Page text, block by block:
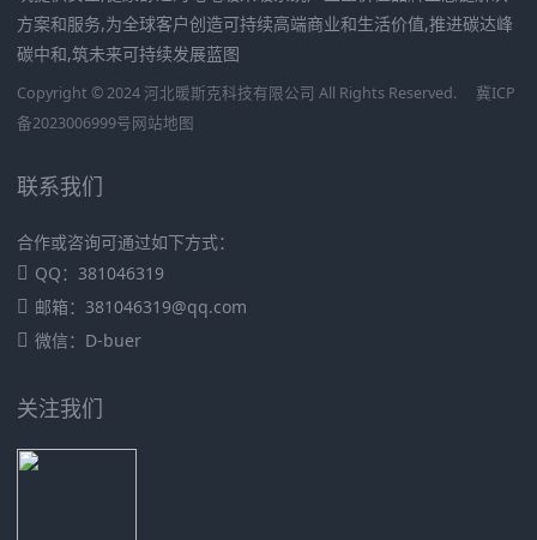
方案和服务,为全球客户创造可持续高端商业和生活价值,推进碳达峰
碳中和,筑未来可持续发展蓝图
Copyright © 2024 河北暖斯克科技有限公司 All Rights Reserved.
冀ICP
备2023006999号网站地图
联系我们
合作或咨询可通过如下方式：
QQ：381046319
邮箱：381046319@qq.com
微信：D-buer
关注我们